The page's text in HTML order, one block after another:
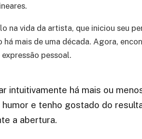
na vida da artista, que iniciou seu
há mais de uma década. Agora,
pessoal.
intuitivamente há mais ou
e tenho gostado do
a abertura.